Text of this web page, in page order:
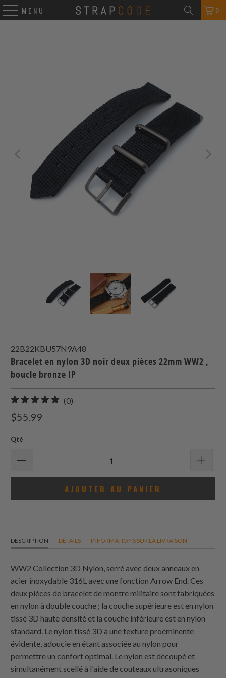
MENU 0
22B22KBU57N9A48
Bracelet en nylon 3D noir deux pièces 22mm WW2 ,
boucle bronze IP
(0)
$55.99
Qté
AJOUTER AU PANIER
DESCRIPTION DÉTAILS INFORMATIONS SUR LA LIVRAISON
WW2 Collection 3D Nylon, serré avec deux anneaux en
acier inoxydable 316L avec une fonction Arrow End. Ces
deux pièces de bracelet de montre militaire sont fabriquées
en nylon à double couche ; la couche supérieure est en nylon
tissé 3D haute densité et la couche inférieure est en nylon
standard. Le nylon tissé 3D a une texture proéminente
évidente, adoucie en étant associée au nylon pour
permettre un confort optimal. Le nylon est découpé et
simultanément scellé à l'aide de couteaux ultrasoniques